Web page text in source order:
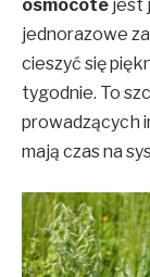
osmocote jest
jednorazowe
cieszyć się
tygodnie. To
prowadzących
mają czas na